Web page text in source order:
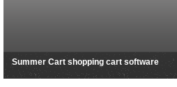
Summer Cart shopping cart software